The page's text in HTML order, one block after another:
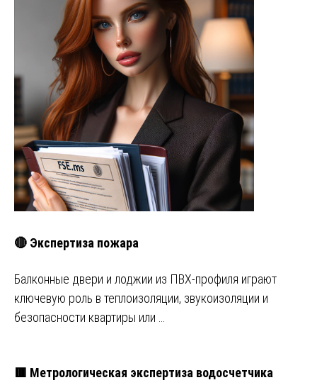
🔴 Экспертиза пожара
Балконные двери и лоджии из ПВХ-профиля играют
ключевую роль в теплоизоляции, звукоизоляции и
безопасности квартиры или …
🟥 Метрологическая экспертиза водосчетчика